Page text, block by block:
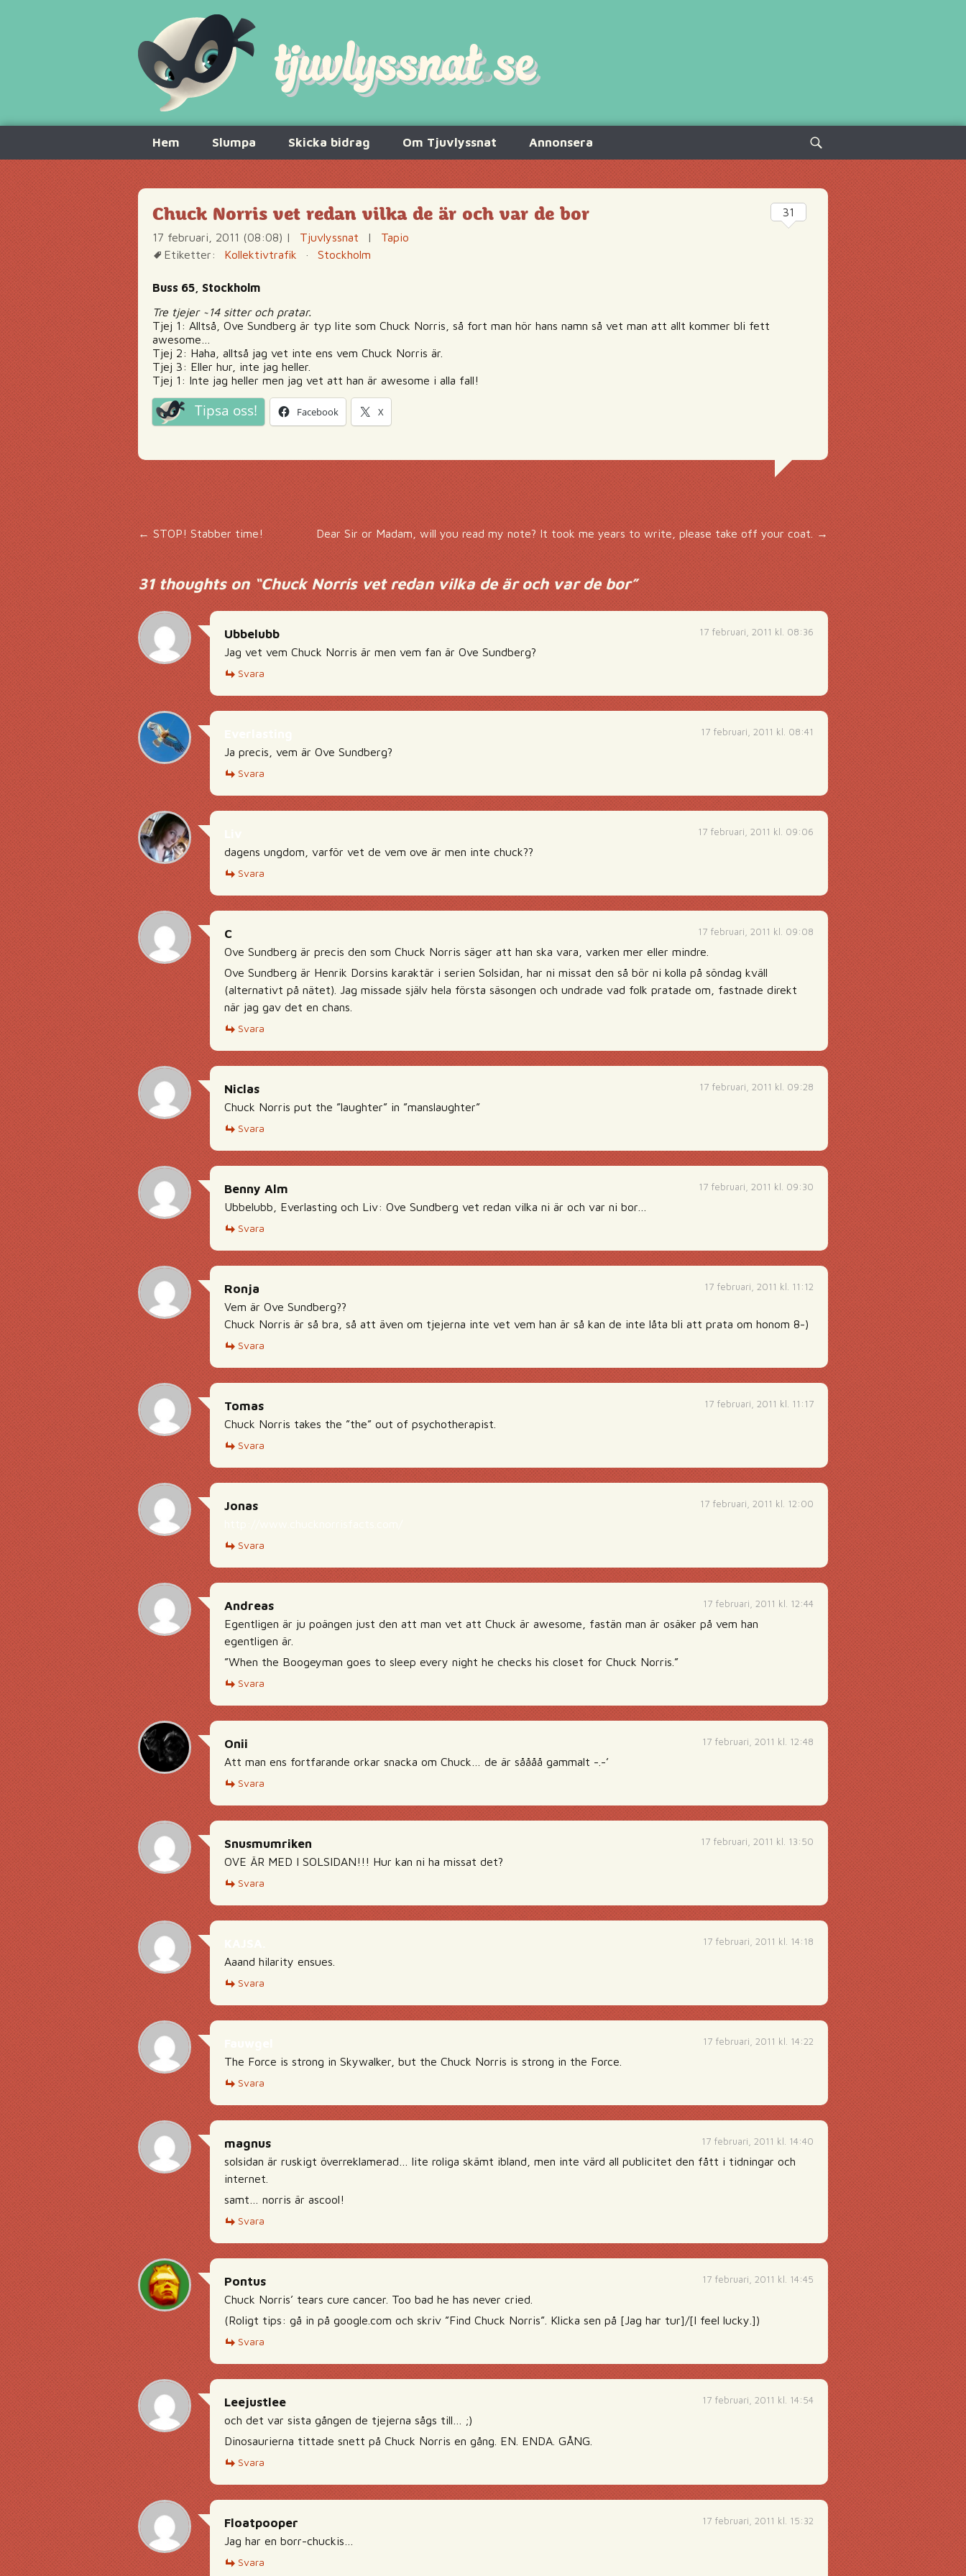
innehåll
Hem Slumpa Skicka bidrag Om Tjuvlyssnat Annonsera
Sök
efter:
Chuck Norris vet redan vilka de är och var de bor
17 februari, 2011 (08:08) | Tjuvlyssnat |
Tapio
Etiketter:
Kollektivtrafik · Stockholm
Buss 65, Stockholm
Tre tjejer ~14 sitter och pratar.
Tjej 1: Alltså, Ove Sundberg är typ lite som Chuck Norris, så fort man hör hans namn så vet man att allt kommer bli fett
awesome…
Tjej 2: Haha, alltså jag vet inte ens vem Chuck Norris är.
Tjej 3: Eller hur, inte jag heller.
Tjej 1: Inte jag heller men jag vet att han är awesome i alla fall!
Tipsa oss! Facebook X
31
Inläggsnavigering
← STOP! Stabber time! Dear Sir or Madam, will you read my note? It took me years to write, please take off your coat. →
31 thoughts on “Chuck Norris vet redan vilka de är och var de bor”
17 februari, 2011 kl. 08:36
Ubbelubb
Jag vet vem Chuck Norris är men vem fan är Ove Sundberg?
Svara
17 februari, 2011 kl. 08:41
Ja precis, vem är Ove Sundberg?
Svara
17 februari, 2011 kl. 09:06
dagens ungdom, varför vet de vem ove är men inte chuck??
Svara
17 februari, 2011 kl. 09:08
C
Ove Sundberg är precis den som Chuck Norris säger att han ska vara, varken mer eller mindre.
Ove Sundberg är Henrik Dorsins karaktär i serien Solsidan, har ni missat den så bör ni kolla på söndag kväll
(alternativt på nätet). Jag missade själv hela första säsongen och undrade vad folk pratade om, fastnade direkt
när jag gav det en chans.
Svara
17 februari, 2011 kl. 09:28
Niclas
Chuck Norris put the ”laughter” in ”manslaughter”
Svara
17 februari, 2011 kl. 09:30
Benny Alm
Ubbelubb, Everlasting och Liv: Ove Sundberg vet redan vilka ni är och var ni bor…
Svara
17 februari, 2011 kl. 11:12
Ronja
Vem är Ove Sundberg??
Chuck Norris är så bra, så att även om tjejerna inte vet vem han är så kan de inte låta bli att prata om honom 8-)
Svara
17 februari, 2011 kl. 11:17
Tomas
Chuck Norris takes the ”the” out of psychotherapist.
Svara
17 februari, 2011 kl. 12:00
Jonas
Svara
17 februari, 2011 kl. 12:44
Andreas
Egentligen är ju poängen just den att man vet att Chuck är awesome, fastän man är osäker på vem han
egentligen är.
”When the Boogeyman goes to sleep every night he checks his closet for Chuck Norris.”
Svara
17 februari, 2011 kl. 12:48
Onii
Att man ens fortfarande orkar snacka om Chuck… de är såååå gammalt -.-’
Svara
17 februari, 2011 kl. 13:50
Snusmumriken
OVE ÄR MED I SOLSIDAN!!! Hur kan ni ha missat det?
Svara
17 februari, 2011 kl. 14:18
Aaand hilarity ensues.
Svara
17 februari, 2011 kl. 14:22
The Force is strong in Skywalker, but the Chuck Norris is strong in the Force.
Svara
17 februari, 2011 kl. 14:40
magnus
solsidan är ruskigt överreklamerad… lite roliga skämt ibland, men inte värd all publicitet den fått i tidningar och
internet.
samt… norris är ascool!
Svara
17 februari, 2011 kl. 14:45
Pontus
Chuck Norris’ tears cure cancer. Too bad he has never cried.
(Roligt tips: gå in på google.com och skriv ”Find Chuck Norris”. Klicka sen på [Jag har tur]/[I feel lucky.])
Svara
17 februari, 2011 kl. 14:54
Leejustlee
och det var sista gången de tjejerna sågs till… ;)
Dinosaurierna tittade snett på Chuck Norris en gång. EN. ENDA. GÅNG.
Svara
17 februari, 2011 kl. 15:32
Floatpooper
Jag har en borr-chuckis…
Svara